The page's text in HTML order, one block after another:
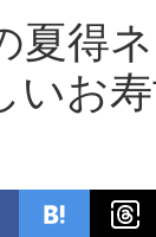
夏得
いお